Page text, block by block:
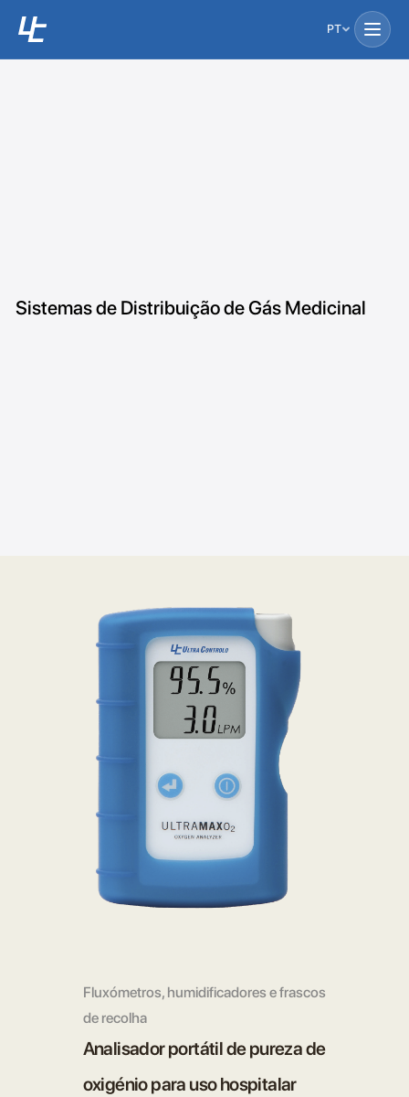
PT
Sistemas de Distribuição de Gás Medicinal
Fluxómetros, humidificadores e frascos
de recolha
Analisador portátil de pureza de
oxigénio para uso hospitalar